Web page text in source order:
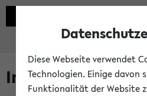
Im eKVV
Diese Webseite verwendet
Technologien. Einige davon
Funktionalität der Website